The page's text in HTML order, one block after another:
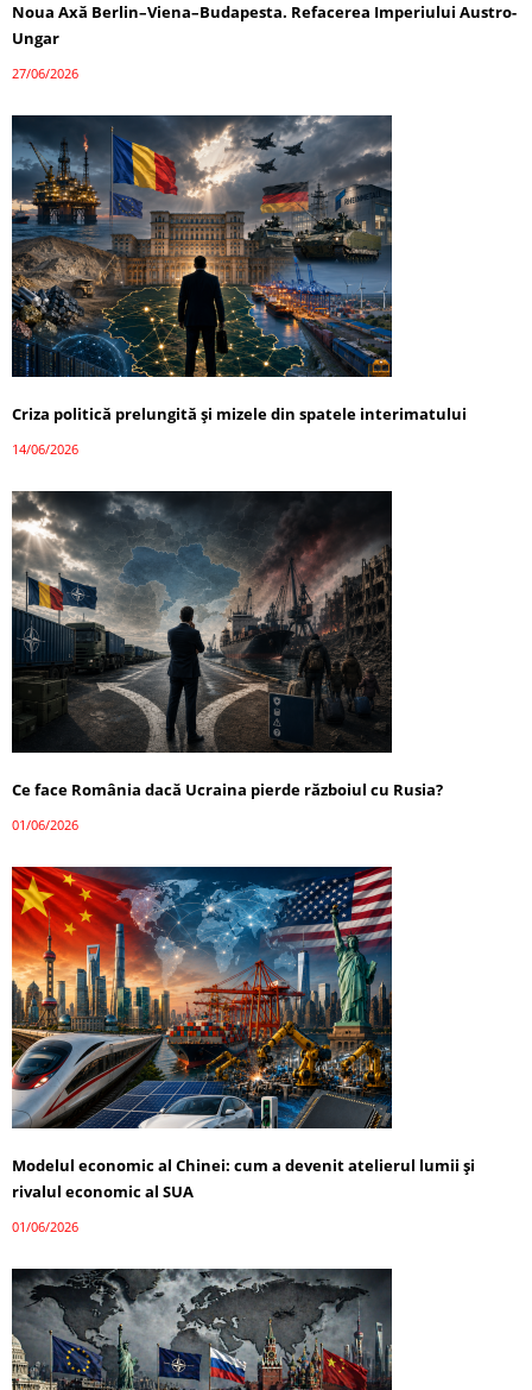
Noua Axă Berlin–Viena–Budapesta. Refacerea Imperiului Austro-
Ungar
27/06/2026
Criza politică prelungită și mizele din spatele interimatului
14/06/2026
Ce face România dacă Ucraina pierde războiul cu Rusia?
01/06/2026
Modelul economic al Chinei: cum a devenit atelierul lumii și
rivalul economic al SUA
01/06/2026